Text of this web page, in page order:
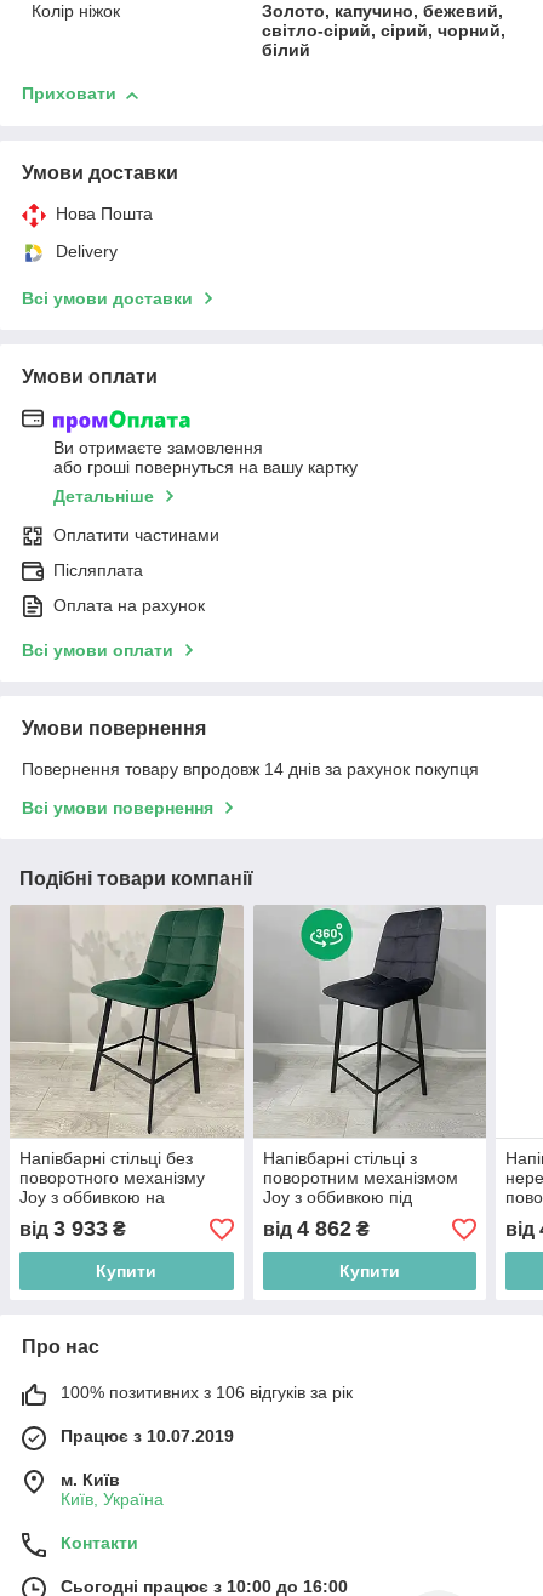
Колір ніжок
Золото, капучино, бежевий,
світло-сірий, сірий, чорний,
білий
Приховати
Умови доставки
Нова Пошта
Delivery
Всі умови доставки
Умови оплати
Ви отримаєте замовлення
або гроші повернуться на вашу картку
Детальніше
Оплатити частинами
Післяплата
Оплата на рахунок
Всі умови оплати
Умови повернення
Повернення товару впродовж 14 днів за рахунок покупця
Всі умови повернення
Подібні товари компанії
Напівбарні стільці без
поворотного механізму
Joy з оббивкою на
замовлення на металевих
ніжках
від 3 933 ₴
Купити
Напівбарні стільці з
поворотним механізмом
Joy з оббивкою під
замовлення на 4
металевих ніжках для
маленької кухні
від 4 862₴
Купити
від
Про нас
100% позитивних з 106 відгуків за рік
Працює з 10.07.2019
м. Київ
Київ, Україна
Контакти
Сьогодні працює з 10:00 до 16:00